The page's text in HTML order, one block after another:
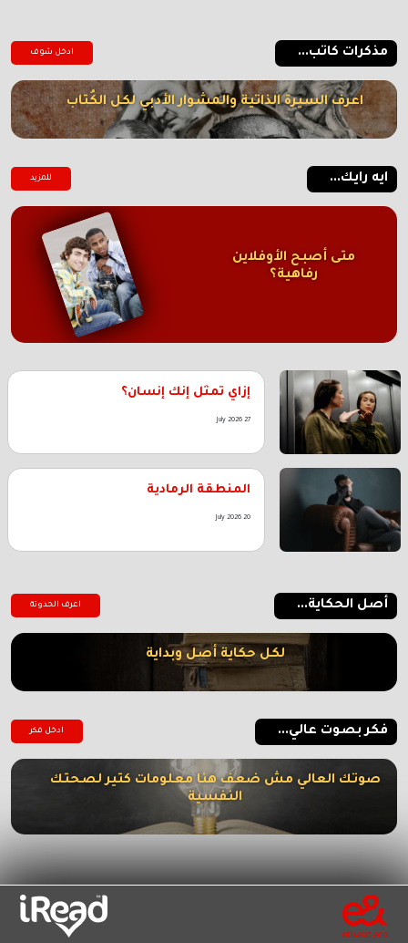
مذكرات كاتب... ادخل شوف
اعرف السيرة الذاتية والمشوار الأدبي لكل الكُتاب
ايه رايك... للمزيد
متى أصبح الأوفلاين
رفاهية؟
إزاي تمثل إنك إنسان؟
27 July 2026
المنطقة الرمادية
20 July 2026
أصل الحكاية... اعرف الحدوتة
لكل حكاية أصل وبداية
فكر بصوت عالي... ادخل فكر
صوتك العالي مش ضعف هنا معلومات كتير لصحتك
النفسية